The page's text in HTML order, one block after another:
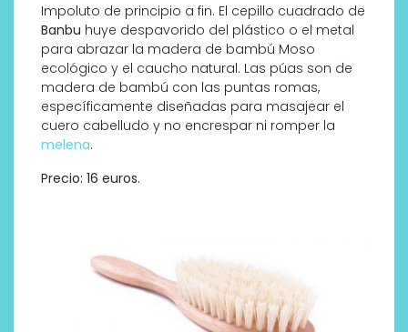
Impoluto de principio a fin. El cepillo cuadrado de
Banbu huye despavorido del plástico o el metal
para abrazar la madera de bambú Moso
ecológico y el caucho natural. Las púas son de
madera de bambú con las puntas romas,
específicamente diseñadas para masajear el
cuero cabelludo y no encrespar ni romper la
melena.
Precio: 16 euros.